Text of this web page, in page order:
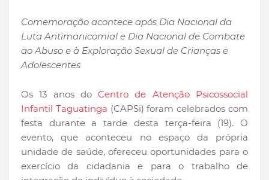
Comemoração acontece após Dia Nacional da
Luta Antimanicomial e Dia Nacional de Combate
ao Abuso e à Exploração Sexual de Crianças e
Adolescentes
Os 13 anos doCentro de Atenção Psicossocial
Infantil Taguatinga (CAPSi) foram celebrados com
festa durante a tarde desta terça-feira (19). O
evento, que aconteceu no espaço da própria
unidade de saúde, ofereceu oportunidades para o
exercício da cidadania e para o trabalho de